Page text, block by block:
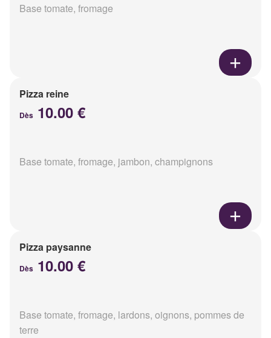
Base tomate, fromage
Pizza reine
Dès 10.00 €
Base tomate, fromage, jambon, champignons
Pizza paysanne
Dès 10.00 €
Base tomate, fromage, lardons, oignons, pommes de
terre